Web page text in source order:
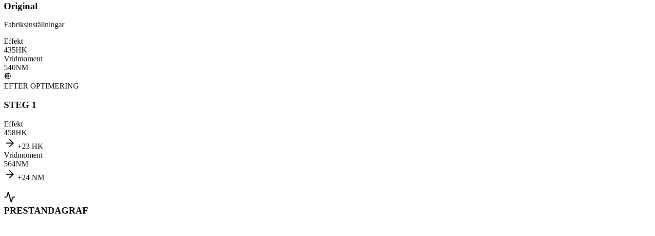
Original
Fabriksinställningar
Effekt
435HK
Vridmoment
540NM
EFTER OPTIMERING
STEG 1
Effekt
458HK
+23 HK
Vridmoment
564NM
+24 NM
PRESTANDAGRAF